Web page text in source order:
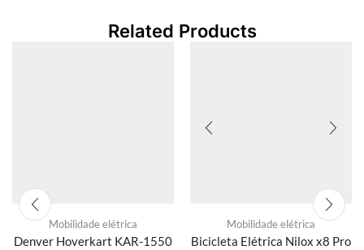
Related Products
Mobilidade elétrica
Denver Hoverkart KAR-1550
Mobilidade elétrica
Bicicleta Elétrica Nilox x8 Pro